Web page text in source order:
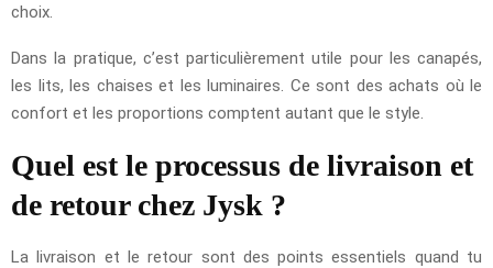
choix.
Dans la pratique, c’est particulièrement utile pour les canapés,
les lits, les chaises et les luminaires. Ce sont des achats où le
confort et les proportions comptent autant que le style.
Quel est le processus de livraison et
de retour chez Jysk ?
La livraison et le retour sont des points essentiels quand tu